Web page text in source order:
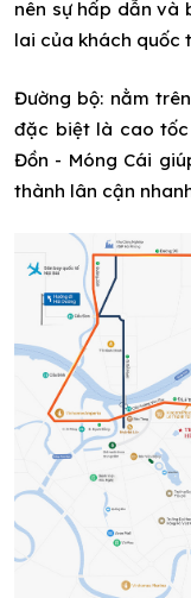
nên sự hấp dẫn và
lai của khách quốc
Đường bộ: nằm
đặc biệt là cao tốc
Đồn - Móng Cái
thành lân cận